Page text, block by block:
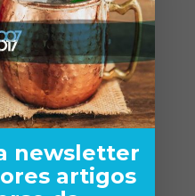
newsletter
artigos